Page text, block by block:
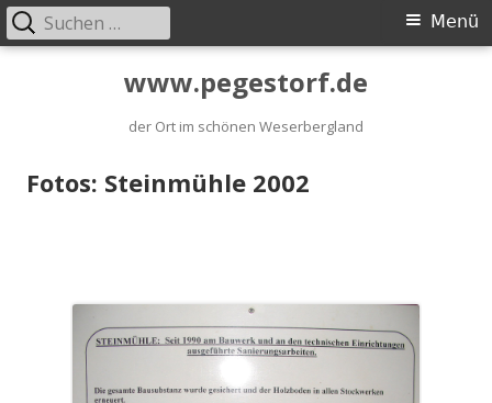
www.pegestorf.de
der Ort im schönen Weserbergland
Primäres
Menü
Suchen
nach:
Fotos: Steinmühle 2002